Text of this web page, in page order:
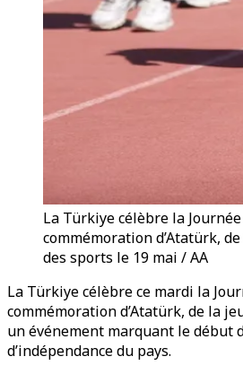
La Türkiye célèbre la
commémoration d’Atatürk,
des sports le 19 mai / AA
La Türkiye célèbre ce mardi la
commémoration d’Atatürk, de la
un événement marquant le début
d’indépendance du pays.